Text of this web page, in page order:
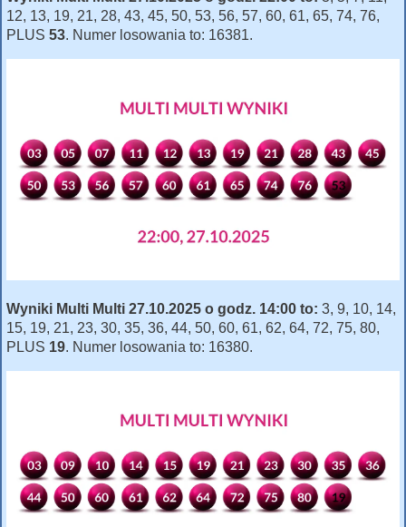
12, 13, 19, 21, 28, 43, 45, 50, 53, 56, 57, 60, 61, 65, 74, 76,
PLUS 53. Numer losowania to: 16381.
Wyniki Multi Multi 27.10.2025 o godz. 14:00 to: 3, 9, 10, 14,
15, 19, 21, 23, 30, 35, 36, 44, 50, 60, 61, 62, 64, 72, 75, 80,
PLUS 19. Numer losowania to: 16380.